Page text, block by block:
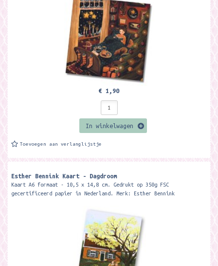
€ 1,90
In winkelwagen
Toevoegen aan verlanglijstje
Esther Bennink Kaart - Dagdroom
Kaart A6 formaat - 10,5 x 14,8 cm. Gedrukt op 350g FSC
gecertificeerd papier in Nederland. Merk: Esther Bennink